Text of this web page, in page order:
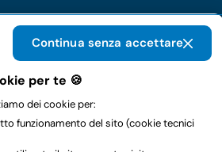
per te 🍪
dei cookie per:
funzionamento del sito (cookie tecnici
Continua senza accettare